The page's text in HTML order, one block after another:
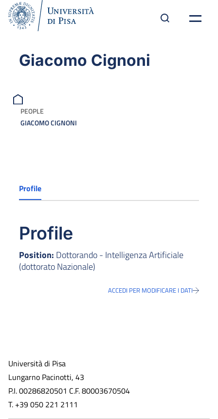
Giacomo Cignoni
PEOPLE
GIACOMO CIGNONI
Profile
Profile
Position: Dottorando - Intelligenza Artificiale
(dottorato Nazionale)
ACCEDI PER MODIFICARE I DATI
Università di Pisa
Lungarno Pacinotti, 43
P.I. 00286820501 C.F. 80003670504
T. +39 050 221 2111